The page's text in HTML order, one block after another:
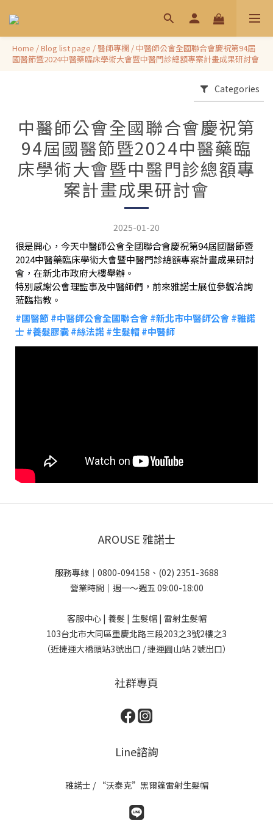
Home /Blog list page /醫師專欄 / 中醫師公會全國聯合會慶祝第94屆
國醫節暨2024中醫藥臨床學術大會暨中醫門診總額專案計畫成果研討會
Categories
中醫師公會全國聯合會慶祝第
94屆國醫節暨2024中醫藥臨
床學術大會暨中醫門診總額專
案計畫成果研討會
2025-01-20
很是開心，今天中醫師公會全國聯合會慶祝第94屆國醫節暨
2024中醫藥臨床學術大會暨中醫門診總額專案計畫成果研討
會，在新北市政府大樓舉辦。
特別感謝公會理監事及中醫師們，前來雅諾士展位參觀冾詢
蒞臨指教。
#國醫節#中醫師公會全國聯合會#新北市中醫師公會#雅諾
士 #養髮膠囊#絲法諾#生髮帽#中醫師
AROUSE 雅諾士
服務專線｜0800-094158、(02) 2351-3688
營業時間｜週一～週五 09:00-18:00
客服中心 | 養髮 | 生髮帽 | 雷射生髮帽
103台北市大同區重慶北路三段203之3號2樓之3
（近捷運大橋頭站3號出口 / 捷運圓山站 2號出口）
社群專頁
Line諮詢
雅諾士 / “沃泰克”黑爾篷雷射生髮帽